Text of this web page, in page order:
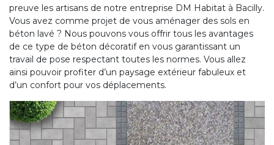
preuve les artisans de notre entreprise DM Habitat à Bacilly.
Vous avez comme projet de vous aménager des sols en
béton lavé ? Nous pouvons vous offrir tous les avantages
de ce type de béton décoratif en vous garantissant un
travail de pose respectant toutes les normes. Vous allez
ainsi pouvoir profiter d’un paysage extérieur fabuleux et
d’un confort pour vos déplacements.